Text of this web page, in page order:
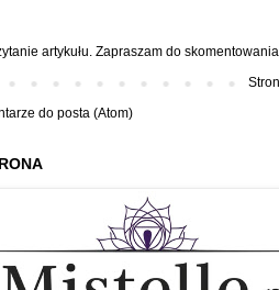
artykułu. Zapraszam do
do posta (Atom)